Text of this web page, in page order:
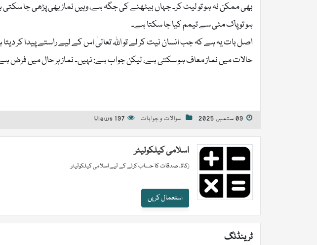
بھی ممکن نہ ہو تو لیٹ کر۔ جہاں بیٹھنے کی جگہ ہے، وہیں نماز بھی پڑھی جا سکتی
ہو تو پاک مٹی سے تیمم کیا جا سکتا ہے۔
اصل بات یہ ہے کہ جب انسان نیت کر لے تو اللہ تعالیٰ اس کے لیے راستے پیدا کر
حالات میں نماز معاف ہو سکتی ہے، لیکن جواب ہے: نہیں۔ نماز ہر حال میں فرض ہے،
09 ستمبر, 2025 سوالات و جوابات 197 Views
اسلامی کیلکولیٹر
زکاۃ، صدقات کا حساب کرنے کے لیے اسلامی کیلکولیٹر
استعمال کریں
ٹرینڈنگ